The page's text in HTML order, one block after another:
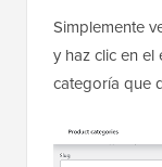
Simplemente
y haz clic en
categoría que